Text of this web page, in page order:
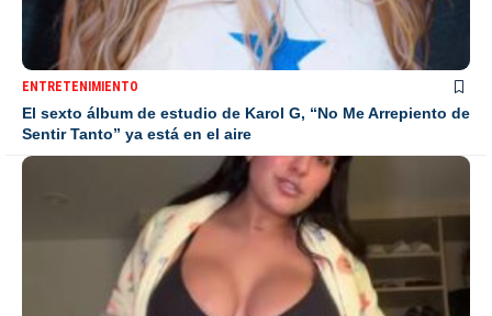
ENTRETENIMIENTO
El sexto álbum de estudio de Karol G, “No Me Arrepiento de
Sentir Tanto” ya está en el aire